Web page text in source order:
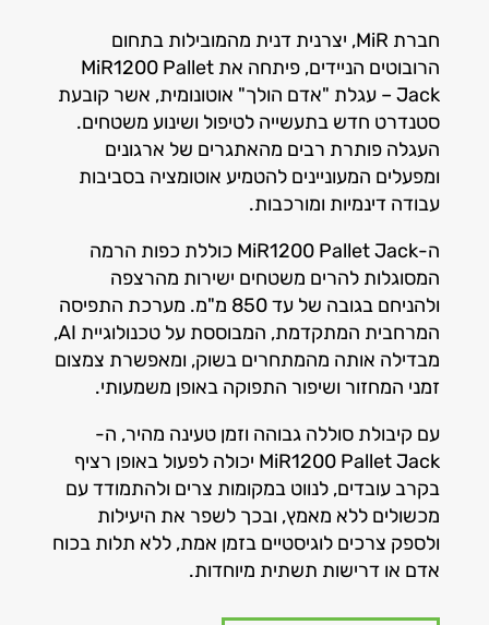
חברת MiR, יצרנית דנית מהמובילות בתחום
הרובוטים הניידים, פיתחה את MiR1200 Pallet
Jack – עגלת "אדם הולך" אוטונומית, אשר קובעת
סטנדרט חדש בתעשייה לטיפול ושינוע משטחים.
העגלה פותרת רבים מהאתגרים של ארגונים
ומפעלים המעוניינים להטמיע אוטומציה בסביבות
עבודה דינמיות ומורכבות.
ה-MiR1200 Pallet Jack כוללת כפות הרמה
המסוגלות להרים משטחים ישירות מהרצפה
ולהניחם בגובה של עד 850 מ"מ. מערכת התפיסה
המרחבית המתקדמת, המבוססת על טכנולוגיית AI,
מבדילה אותה מהמתחרים בשוק, ומאפשרת צמצום
זמני המחזור ושיפור התפוקה באופן משמעותי.
עם קיבולת סוללה גבוהה וזמן טעינה מהיר, ה-
MiR1200 Pallet Jack יכולה לפעול באופן רציף
בקרב עובדים, לנווט במקומות צרים ולהתמודד עם
מכשולים ללא מאמץ, ובכך לשפר את היעילות
ולספק צרכים לוגיסטיים בזמן אמת, ללא תלות בכוח
אדם או דרישות תשתית מיוחדות.